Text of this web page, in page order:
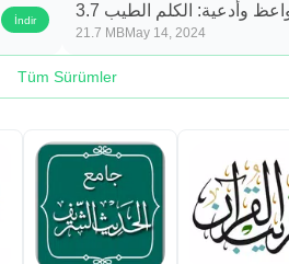
İndir وأدعية: الكلم الطيب 3.7
21.7 MBMay 14, 2024
Tüm Sürümler